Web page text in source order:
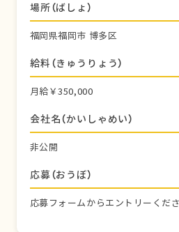
場所（ばしょ）
福岡県福岡市 博多区
給料（きゅうりょう）
月給￥350,000
会社名（かいしゃめい）
非公開
応募（おうぼ）
応募フォームからエントリーくだ